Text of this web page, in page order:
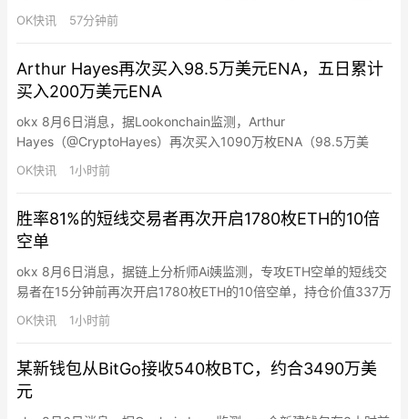
第二批稳定币发行人牌照或存在于国庆前后落地的可能性。针对上
述市场传闻，香港金管局发言人今日复函财联社记者称，不对市场
管局持开放而谨慎的态度，现阶段未有明确倾向。该发言人进一步
表示，…
OK快讯 57分钟前
Arthur Hayes再次买入98.5万美元ENA，五日累计
买入200万美元ENA
okx 8月6日消息，据Lookonchain监测，Arthur
Hayes（@CryptoHayes）再次买入1090万枚ENA（98.5万美
元）。过去5天内其累计买入2264万枚ENA（200万美元）。
OK快讯 1小时前
胜率81%的短线交易者再次开启1780枚ETH的10倍
空单
okx 8月6日消息，据链上分析师Ai姨监测，专攻ETH空单的短线交
易者在15分钟前再次开启1780枚ETH的10倍空单，持仓价值337万
美元，开仓价1895.1美元。其高频短线交易胜率81%。
OK快讯 1小时前
某新钱包从BitGo接收540枚BTC，约合3490万美
元